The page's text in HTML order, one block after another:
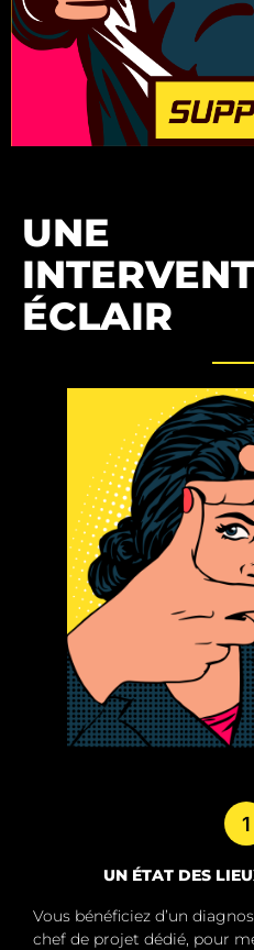
UNE
ÉCLAIR
1
UN ÉTAT DES
Vous bénéficiez d’un
chef de projet dédié, pour